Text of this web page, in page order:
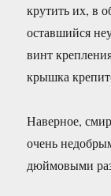
крутить их, в
оставшийся
винт
крышка
Наверное,
очень
дюймовыми